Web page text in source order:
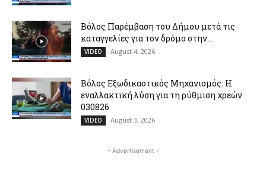
Βόλος Παρέμβαση του Δήμου μετά τις
καταγγελίες για τον δρόμο στην...
VIDEO August 4, 2026
Βόλος Εξωδικαστικός Μηχανισμός: Η
εναλλακτική λύση για τη ρύθμιση χρεών
030826
VIDEO August 3, 2026
- Advertisement -